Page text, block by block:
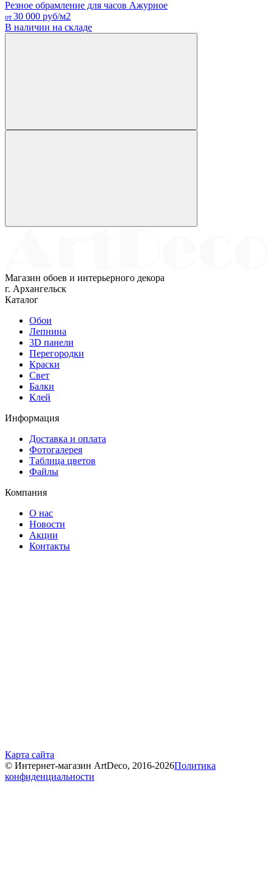
Резное обрамление для часов Ажурное
от 30 000 руб/м2
В наличии на складе
Магазин обоев и интерьерного декора
г. Архангельск
Каталог
Обои
Лепнина
3D панели
Перегородки
Краски
Свет
Балки
Клей
Информация
Доставка и оплата
Фотогалерея
Таблица цветов
Файлы
Компания
О нас
Новости
Акции
Контакты
Карта сайта
© Интернет-магазин ArtDeco, 2016-2026Политика
конфиденциальности